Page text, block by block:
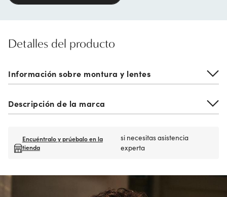
Detalles del producto
Información sobre montura y lentes
Descripción de la marca
Encuéntralo y prúebalo en la
tienda
si necesitas asistencia
experta